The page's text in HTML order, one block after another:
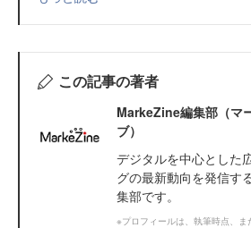
この記事の著者
MarkeZine編集部（マ
ブ）
デジタルを中心とした
グの最新動向を発信す
集部です。
※プロフィールは、執筆時点、